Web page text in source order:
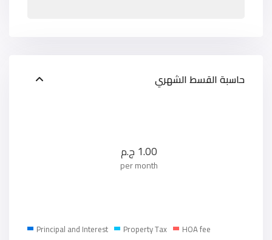
حاسبة القسط الشهري
1.00 ج.م
per month
Principal and Interest Property Tax HOA fee